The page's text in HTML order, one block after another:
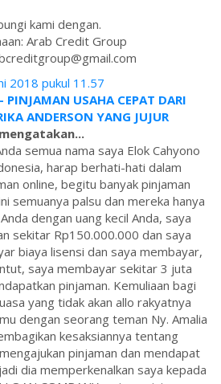
kami dengan.
Arab Credit Group
2018 pukul 11.57
USAHA CEPAT DARI
ANDERSON YANG JUJUR
mengatakan...
semua nama saya Elok Cahyono
harap berhati-hati dalam
online, begitu banyak pinjaman
semuanya palsu dan mereka hanya
dengan uang kecil Anda, saya
sekitar Rp150.000.000 dan saya
biaya lisensi dan saya membayar,
saya membayar sekitar 3 juta
pinjaman. Kemuliaan bagi
yang tidak akan allo rakyatnya
dengan seorang teman Ny. Amalia
kesaksiannya tentang
pinjaman dan mendapat
dia memperkenalkan saya kepada